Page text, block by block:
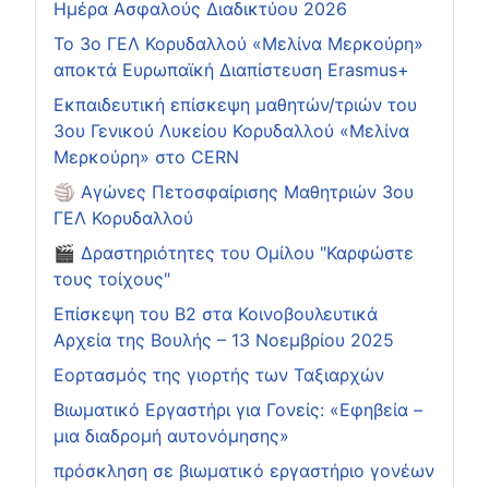
Ημέρα Ασφαλούς Διαδικτύου 2026
Το 3ο ΓΕΛ Κορυδαλλού «Μελίνα Μερκούρη»
αποκτά Ευρωπαϊκή Διαπίστευση Erasmus+
Εκπαιδευτική επίσκεψη μαθητών/τριών του
3ου Γενικού Λυκείου Κορυδαλλού «Μελίνα
Μερκούρη» στο CERN
🏐 Αγώνες Πετοσφαίρισης Μαθητριών 3ου
ΓΕΛ Κορυδαλλού
🎬 Δραστηριότητες του Ομίλου "Καρφώστε
τους τοίχους"
Επίσκεψη του Β2 στα Κοινοβουλευτικά
Αρχεία της Βουλής – 13 Νοεμβρίου 2025
Εορτασμός της γιορτής των Ταξιαρχών
Βιωματικό Εργαστήρι για Γονείς: «Εφηβεία –
μια διαδρομή αυτονόμησης»
πρόσκληση σε βιωματικό εργαστήριο γονέων